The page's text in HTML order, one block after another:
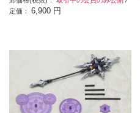
定価： 6,900 円